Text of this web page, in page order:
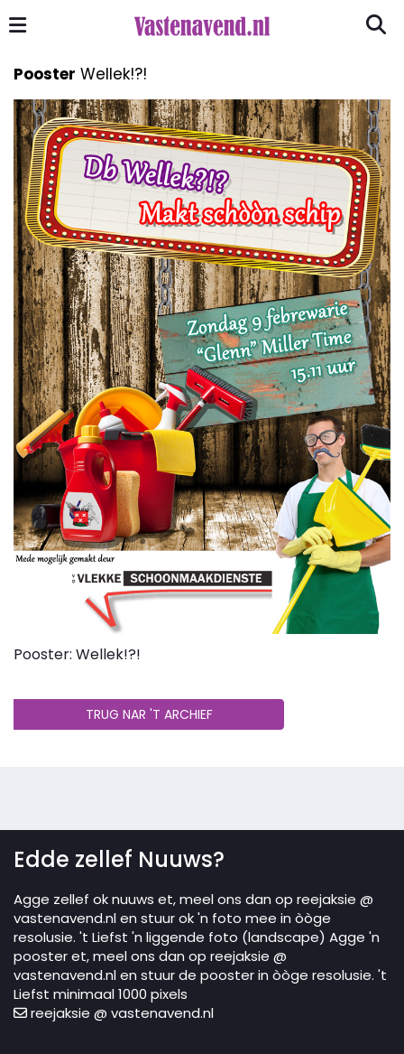
Pooster Wellek!?!
Pooster: Wellek!?!
TRUG NAR 'T ARCHIEF
Edde zellef Nuuws?
Agge zellef ok nuuws et, meel ons dan op reejaksie @
vastenavend.nl en stuur ok 'n foto mee in òòge
resolusie. 't Liefst 'n liggende foto (landscape) Agge 'n
pooster et, meel ons dan op reejaksie @
vastenavend.nl en stuur de pooster in òòge resolusie. 't
Liefst minimaal 1000 pixels
reejaksie @ vastenavend.nl